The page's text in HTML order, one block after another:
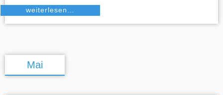
weiterlesen…
Mai